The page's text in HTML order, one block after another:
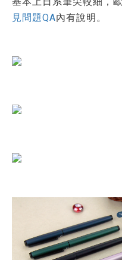
見問題QA內有說明。